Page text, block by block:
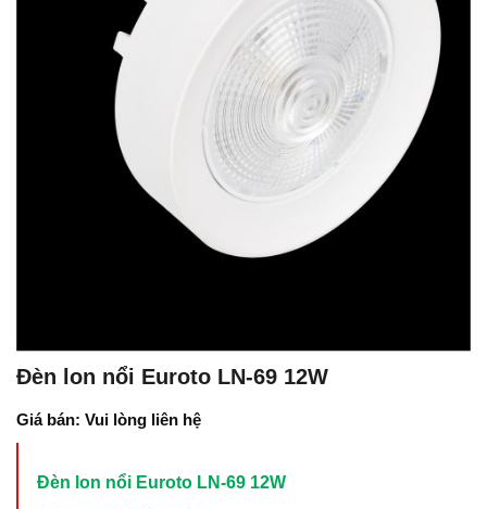
Đèn lon nổi Euroto LN-69 12W
Giá bán: Vui lòng liên hệ
Đèn lon nổi Euroto LN-69 12W